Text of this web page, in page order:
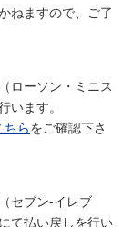
ねますので、ご了
ローソン・ミニス
います。
ちらをご確認下さ
セブン-イレブ
て払い戻しを行い